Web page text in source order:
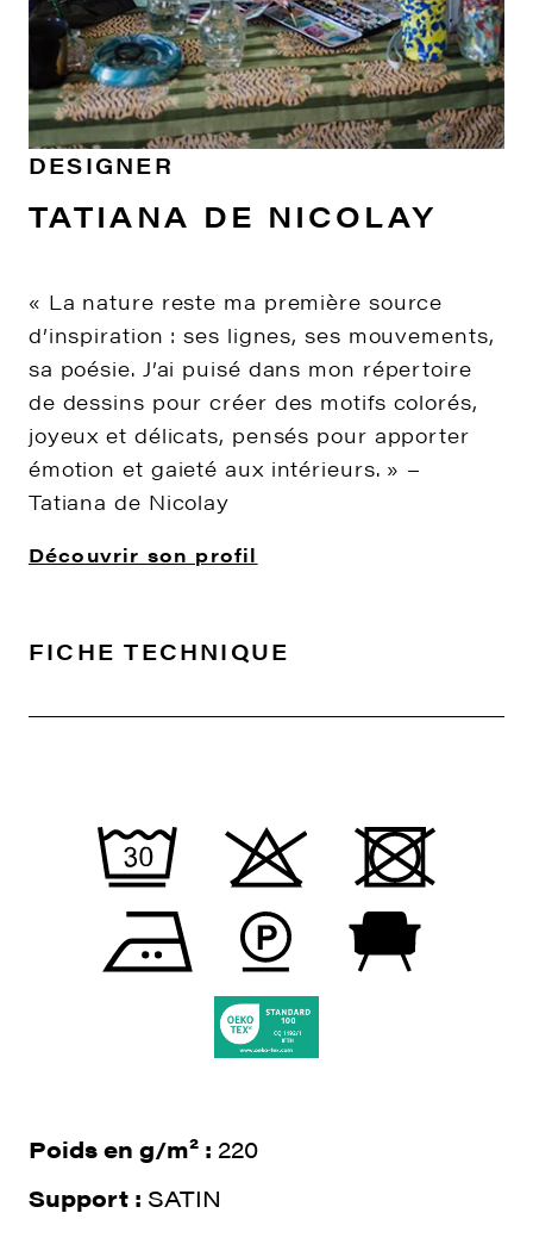
DESIGNER
TATIANA DE NICOLAY
« La nature reste ma première source
d’inspiration : ses lignes, ses mouvements,
sa poésie. J’ai puisé dans mon répertoire
de dessins pour créer des motifs colorés,
joyeux et délicats, pensés pour apporter
émotion et gaieté aux intérieurs. » –
Tatiana de Nicolay
Découvrir son profil
FICHE TECHNIQUE
Poids en g/m² : 220
Support : SATIN